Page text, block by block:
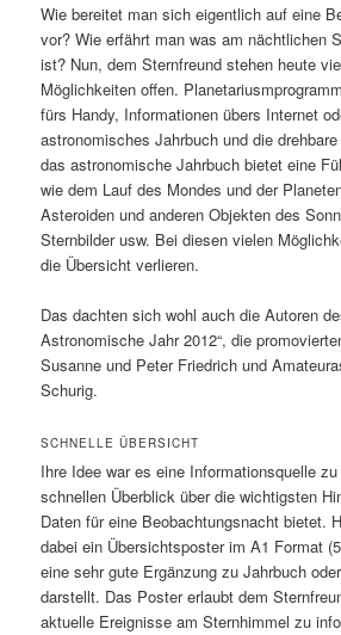
Wie bereitet man sich eigentlich auf eine
vor? Wie erfährt man was am nächtlichen
ist? Nun, dem Sternfreund stehen heute
Möglichkeiten offen.
fürs Handy, Informationen übers Internet
astronomisches Jahrbuch und die
das astronomische Jahrbuch bietet eine
wie dem Lauf des Mondes und der
Asteroiden und anderen Objekten des
Sternbilder usw. Bei diesen vielen
die Übersicht verlieren.
Das dachten sich wohl auch die Autoren
Astronomische Jahr 2012“, die
Susanne und Peter Friedrich und
Schurig.
SCHNELLE ÜBERSICHT
Ihre Idee war es eine Informationsquelle
schnellen Überblick über die wichtigsten
Daten für eine Beobachtungsnacht bietet.
dabei ein Übersichtsposter im A1 Format
eine sehr gute Ergänzung zu Jahrbuch
darstellt. Das Poster erlaubt dem
aktuelle Ereignisse am Sternhimmel zu